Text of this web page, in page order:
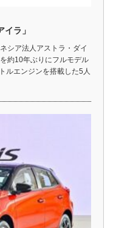
ラ」
シア法人アストラ・ダイ
約10年ぶりにフルモデル
ルエンジンを搭載した5人